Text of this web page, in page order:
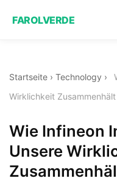
FAROLVERDE
Startseite › Technology ›
Wirklichkeit Zusammenhält
Wie Infineon
Unsere